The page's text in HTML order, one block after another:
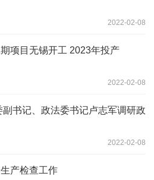
2022-02-08
项目无锡开工 2023年投产
2022-02-08
书记、政法委书记卢志军调研政
2022-02-08
产检查工作